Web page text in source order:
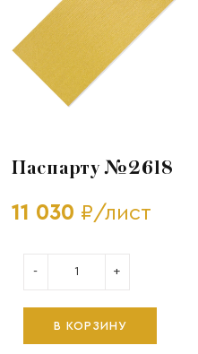
Паспарту №2618
11 030 ₽/лист
- +
В КОРЗИНУ